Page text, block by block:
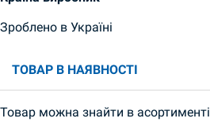
Зроблено в Україні
ТОВАР В НАЯВНОСТІ
Товар можна знайти в